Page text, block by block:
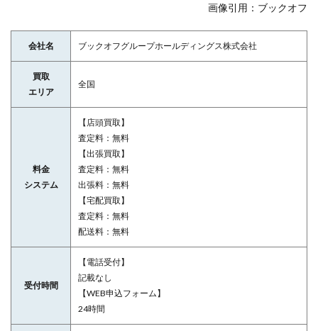
画像引用：ブックオフ
会社名 ブックオフグループホールディングス株式会社
買取
エリア
全国
料金
システム
【店頭買取】
査定料：無料
【出張買取】
査定料：無料
出張料：無料
【宅配買取】
査定料：無料
配送料：無料
受付時間
【電話受付】
記載なし
【WEB申込フォーム】
24時間